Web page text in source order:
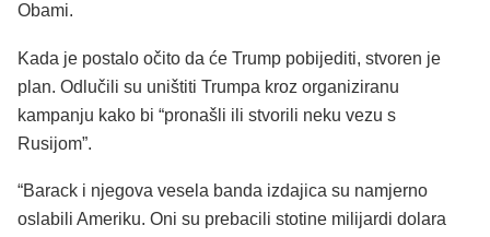
Obami.
Kada je postalo očito da će Trump pobijediti, stvoren je
plan. Odlučili su uništiti Trumpa kroz organiziranu
kampanju kako bi “pronašli ili stvorili neku vezu s
Rusijom”.
“Barack i njegova vesela banda izdajica su namjerno
oslabili Ameriku. Oni su prebacili stotine milijardi dolara